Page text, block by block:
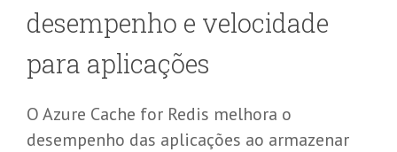
desempenho e velocidade
para aplicações
O Azure Cache for Redis melhora o
desempenho das aplicações ao armazenar